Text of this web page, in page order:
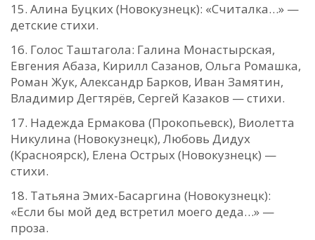
Алина Буцких (Новокузнецк): «Считалка…» —
детские стихи.
Голос Таштагола: Галина Монастырская,
Евгения Абаза, Кирилл Сазанов, Ольга Ромашка,
Роман Жук, Александр Барков, Иван Замятин,
Владимир Дегтярёв, Сергей Казаков — стихи.
Надежда Ермакова (Прокопьевск), Виолетта
Никулина (Новокузнецк), Любовь Дидух
(Красноярск), Елена Острых (Новокузнецк) —
стихи.
Татьяна Эмих-Басаргина (Новокузнецк):
«Если бы мой дед встретил моего деда…» —
проза.